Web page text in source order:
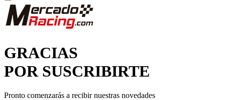
GRACIAS
POR SUSCRIBIRTE
Pronto comenzarás a recibir nuestras novedades